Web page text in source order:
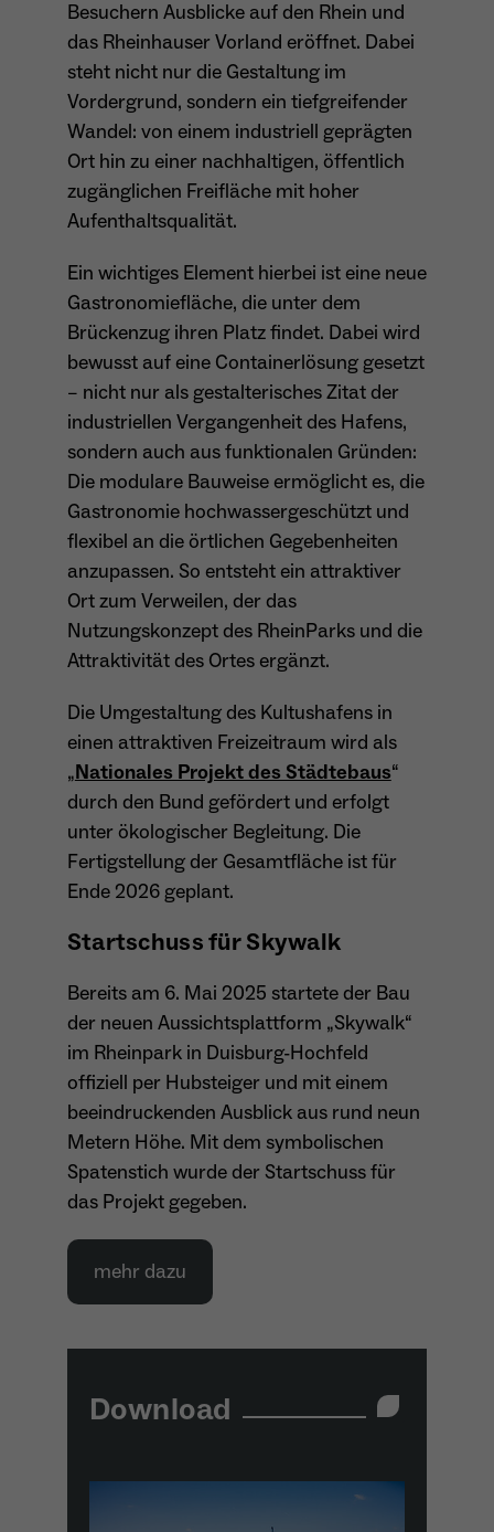
wiederkehrend ist.
_gcl_au
Anbieter Google LLC
Laufzeit 4 Monate
Zweck
verwendet - Dient der Conversion-Erfassung
und Werbewirksamkeitsmessung - Hilft zu
verstehen, wie Nutzer mit Anzeigen
interagieren
Name _fbp
Anbieter Meta Platforms Inc. (Facebook)
Zweck
- Wiedererkennung von Nutzern zwischen
Websites - Ausspielung personalisierter
Werbung - Messung von Conversions aus
Facebook-/Instagram-Werbung
Besuchern Ausblicke auf den Rhein und
das Rheinhauser Vorland eröffnet. Dabei
steht nicht nur die Gestaltung im
Vordergrund, sondern ein tiefgreifender
Wandel: von einem industriell geprägten
Ort hin zu einer nachhaltigen, öffentlich
zugänglichen Freifläche mit hoher
Aufenthaltsqualität.
Ein wichtiges Element hierbei ist eine neue
Gastronomiefläche, die unter dem
Brückenzug ihren Platz findet. Dabei wird
bewusst auf eine Containerlösung gesetzt
– nicht nur als gestalterisches Zitat der
industriellen Vergangenheit des Hafens,
sondern auch aus funktionalen Gründen:
Die modulare Bauweise ermöglicht es, die
Gastronomie hochwassergeschützt und
flexibel an die örtlichen Gegebenheiten
anzupassen. So entsteht ein attraktiver
Ort zum Verweilen, der das
Nutzungskonzept des RheinParks und die
Attraktivität des Ortes ergänzt.
Die Umgestaltung des Kultushafens in
einen attraktiven Freizeitraum wird als
„Nationales Projekt des Städtebaus“
durch den Bund gefördert und erfolgt
unter ökologischer Begleitung. Die
Fertigstellung der Gesamtfläche ist für
Ende 2026 geplant.
Startschuss für Skywalk
Bereits am 6. Mai 2025 startete der Bau
der neuen Aussichtsplattform „Skywalk“
im Rheinpark in Duisburg-Hochfeld
offiziell per Hubsteiger und mit einem
beeindruckenden Ausblick aus rund neun
Metern Höhe. Mit dem symbolischen
Spatenstich wurde der Startschuss für
das Projekt gegeben.
mehr dazu
Download